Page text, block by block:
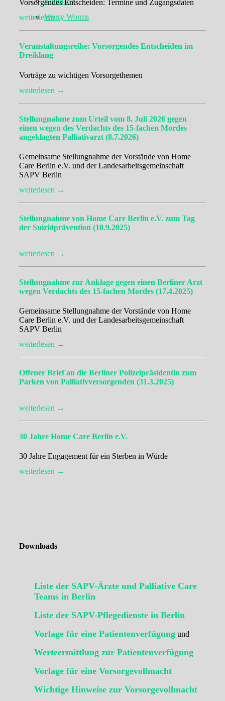
Worry Worms
Vorsorgendes Entscheiden: Termine und Zugangsdaten
weiterlesen →
Veranstaltungsreihe: Vorsorgendes Entscheiden im
Dreiklang
Vorträge zu wichtigen Vorsorgethemen
weiterlesen →
Stellungnahme zum Urteil vom 8. Juli 2026 gegen
einen wegen des Verdachts des 15-fachen Mordes
angeklagten Palliativarzt (8.7.2026)
Gemeinsame Stellungnahme der Vorstände von Home
Care Berlin e.V. und der Landesarbeitsgemeinschaft
SAPV Berlin
weiterlesen →
Stellungnahme von Home Care Berlin e.V. zum Tag
der Suizidprävention (10.9.2025)
weiterlesen →
Stellungnahme zur Anklage gegen einen Berliner Arzt
wegen Verdachts des 15-fachen Mordes (17.4.2025)
Gemeinsame Stellungnahme der Vorstände von Home
Care Berlin e.V. und der Landesarbeitsgemeinschaft
SAPV Berlin
weiterlesen →
Offener Brief an die Berliner Polizeipräsidentin zum
Parken von Palliativversorgenden (31.3.2025)
weiterlesen →
30 Jahre Home Care Berlin e.V.
30 Jahre Engagement für ein Sterben in Würde
weiterlesen →
Downloads
Liste der SAPV-Ärzte und Palliative Care
Teams in Berlin
Liste der SAPV-Pflegedienste in Berlin
Vorlage für eine Patientenverfügung und
Werteermittlung zur Patientenverfügung
Vorlage für eine Vorsorgevollmacht
Wichtige Hinweise zur Vorsorgevollmacht